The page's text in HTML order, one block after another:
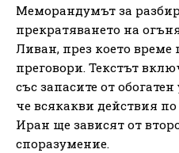
Меморандумът за
прекратяването на
Ливан, през което време
преговори. Текстът
със запасите от
че всякакви действия
Иран ще зависят от
споразумение.